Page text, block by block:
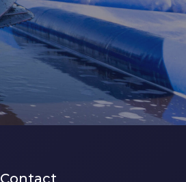
Contact